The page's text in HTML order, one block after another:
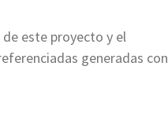
este proyecto y el
generadas con